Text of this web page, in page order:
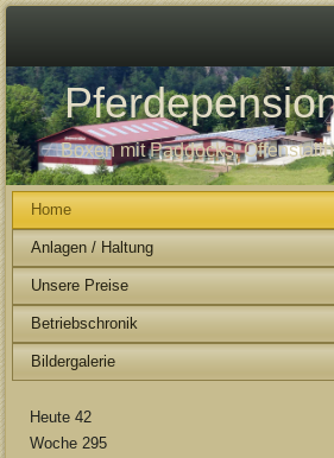
Boxen mit Paddocks,
Home
Anlagen / Haltung
Unsere Preise
Betriebschronik
Bildergalerie
Heute42
Woche295